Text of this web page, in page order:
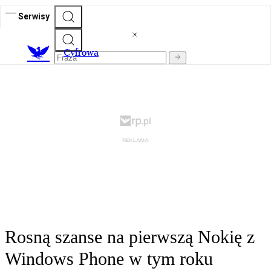
Serwisy
Cyfrowa
Rosną szanse na pierwszą Nokię z
Windows Phone w tym roku